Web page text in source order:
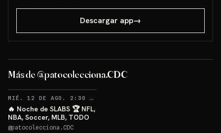
Descargar app→
Más de @patocolecciona.CDC
MIÉ. 12 DE AGO. 2:30 AM
🔥 Noche de SLABS 🏆 NFL,
NBA, Soccer, MLB, TODO
@patocolecciona.CDC